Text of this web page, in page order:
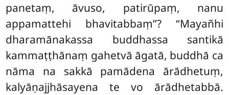
panetaṃ, āvuso, patirūpaṃ, nanu
appamattehi bhavitabbaṃ’’? ‘‘Mayañhi
dharamānakassa buddhassa santikā
kammaṭṭhānaṃ gahetvā āgatā, buddhā ca
nāma na sakkā pamādena ārādhetuṃ,
kalyāṇajjhāsayena te vo ārādhetabbā.